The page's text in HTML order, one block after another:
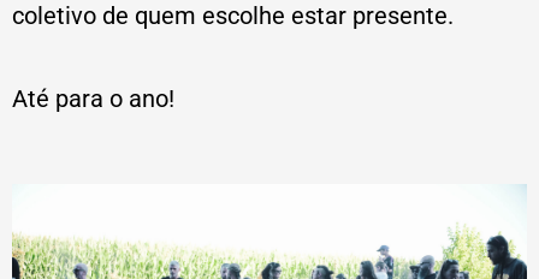
coletivo de quem escolhe estar presente.
Até para o ano!